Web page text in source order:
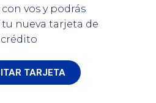
vos y podrás
nueva tarjeta de
crédito
TARJETA